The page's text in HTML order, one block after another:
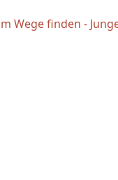
Wege finden -